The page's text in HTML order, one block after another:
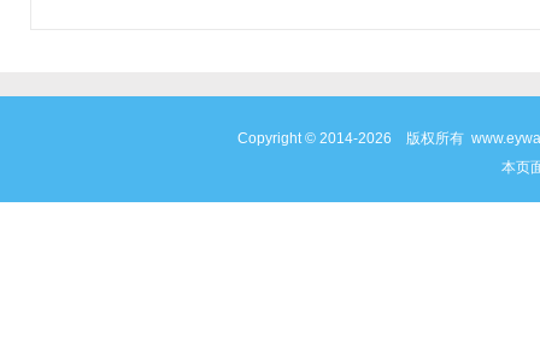
Copyright © 2014-2026 版权所有
本页